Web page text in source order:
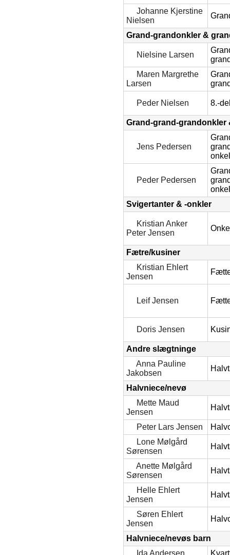
Johanne Kjerstine
Nielsen
Grand-grandonkler &
Nielsine Larsen
Maren Margrethe
Larsen
Peder Nielsen 8.-
Grand-grand-
Jens Pedersen
onkel
Peder Pedersen
onkel
Svigertanter & -onkler
Kristian Anker
Peter Jensen
Fætre/kusiner
Kristian Ehlert
Jensen
Leif Jensen
Doris Jensen
Andre slægtninge
Anna Pauline
Jakobsen
Halvniece/nevø
Mette Maud
Jensen
Peter Lars Jensen
Lone Mølgård
Sørensen
Anette Mølgård
Sørensen
Helle Ehlert
Jensen
Søren Ehlert
Jensen
Halvniece/nevøs barn
Ida Andersen